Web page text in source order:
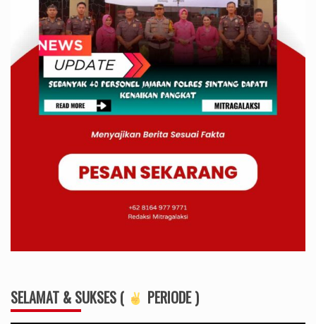
SELAMAT & SUKSES ( PERIODE )